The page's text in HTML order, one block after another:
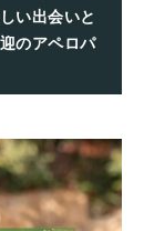
い出会いと
のアペロパ